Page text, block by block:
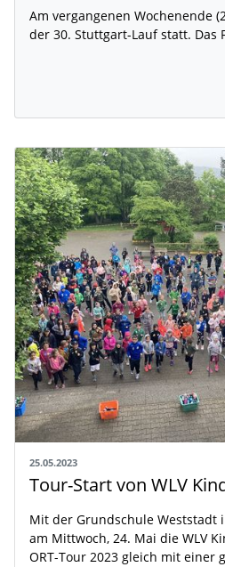
Am vergangenen Wochenende
der 30. Stuttgart-Lauf statt. Das
25.05.2023
Mit der Grundschule Weststadt
am Mittwoch, 24. Mai die WLV
ORT-Tour 2023 gleich mit einer